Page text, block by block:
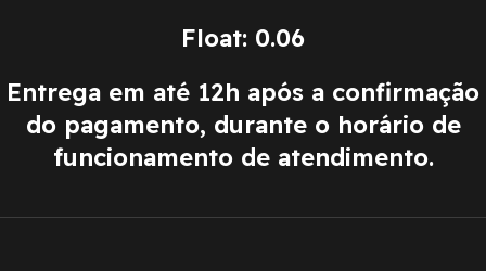
Float: 0.06
Entrega em até 12h após a confirmação
do pagamento, durante o horário de
funcionamento de atendimento.